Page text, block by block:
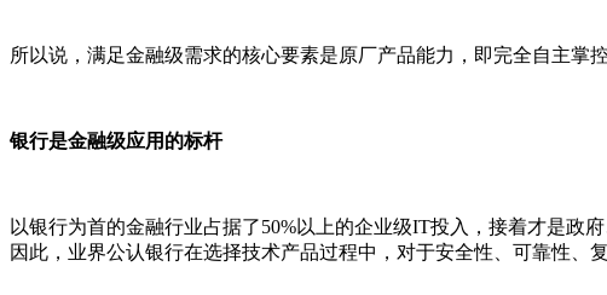
所以说，满足金融级需求的核心要素是原厂产品能力，即完全自主掌
银行是金融级应用的标杆
以银行为首的金融行业占据了50%以上的企业级IT投入，接着才是政
因此，业界公认银行在选择技术产品过程中，对于安全性、可靠性、